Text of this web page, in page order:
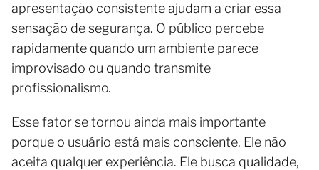
apresentação consistente ajudam a criar essa
sensação de segurança. O público percebe
rapidamente quando um ambiente parece
improvisado ou quando transmite
profissionalismo.
Esse fator se tornou ainda mais importante
porque o usuário está mais consciente. Ele não
aceita qualquer experiência. Ele busca qualidade,